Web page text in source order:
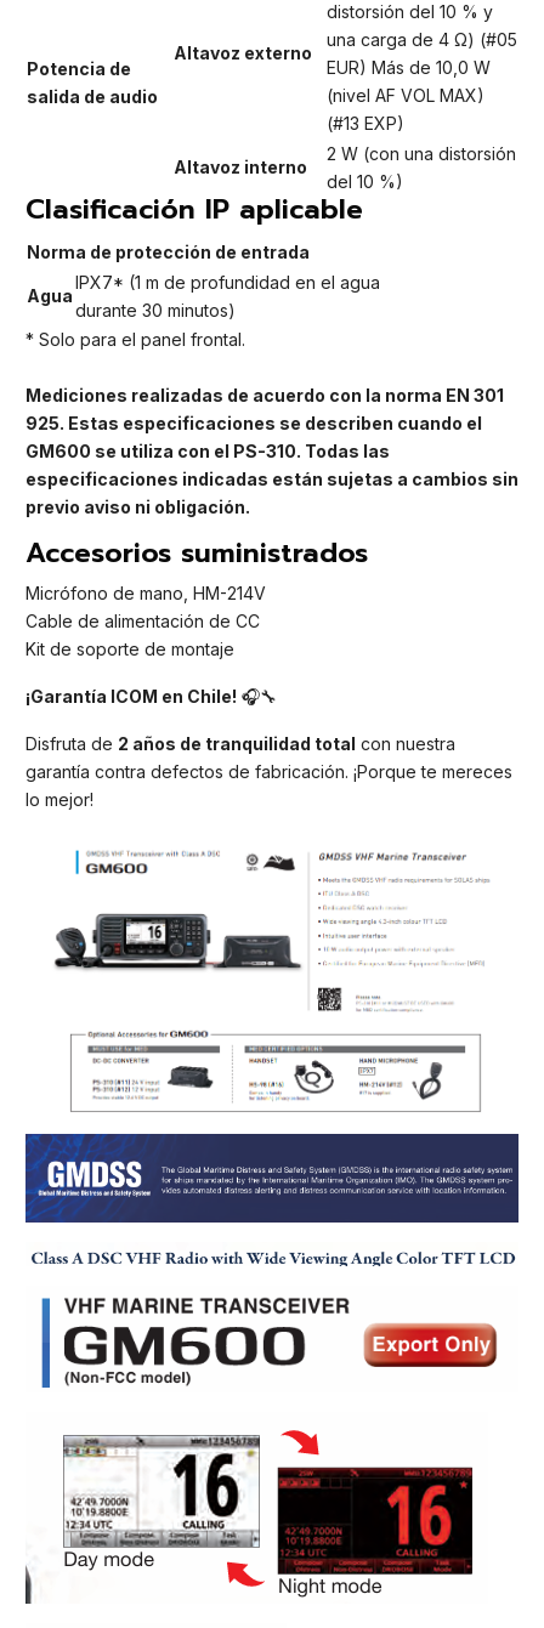
Potencia de
salida de audio
Altavoz externo
distorsión del 10 % y
una carga de 4 Ω) (#05
EUR) Más de 10,0 W
(nivel AF VOL MAX)
(#13 EXP)
Altavoz interno
2 W (con una distorsión
del 10 %)
Clasificación IP aplicable
Norma de protección de entrada
Agua
IPX7* (1 m de profundidad en el agua
durante 30 minutos)
* Solo para el panel frontal.
Mediciones realizadas de acuerdo con la norma EN 301
925. Estas especificaciones se describen cuando el
GM600 se utiliza con el PS-310. Todas las
especificaciones indicadas están sujetas a cambios sin
previo aviso ni obligación.
Accesorios suministrados
Micrófono de mano, HM-214V
Cable de alimentación de CC
Kit de soporte de montaje
¡Garantía ICOM en Chile! 🎧🔧
Disfruta de 2 años de tranquilidad total con nuestra
garantía contra defectos de fabricación. ¡Porque te mereces
lo mejor!